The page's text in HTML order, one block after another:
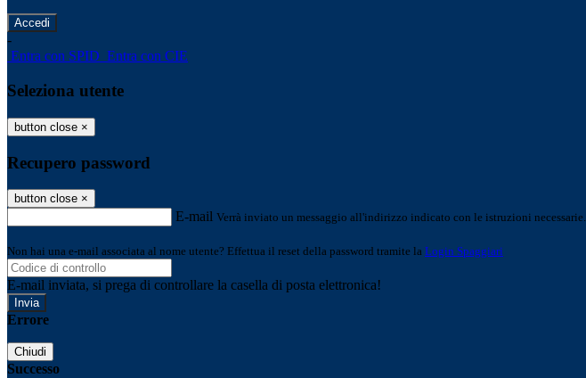
-
Entra con SPID Entra con CIE
Seleziona utente
button close ×
Recupero password
button close ×
E-mail Verrà inviato un messaggio all'indirizzo indicato con le istruzioni necessarie.
Non hai una e-mail associata al nome utente? Effettua il reset della password tramite la Login Spaggiari
E-mail inviata, si prega di controllare la casella di posta elettronica!
Errore
Chiudi
Successo